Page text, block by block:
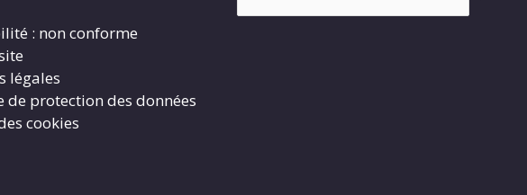
: non conforme
légales
de protection des données
cookies